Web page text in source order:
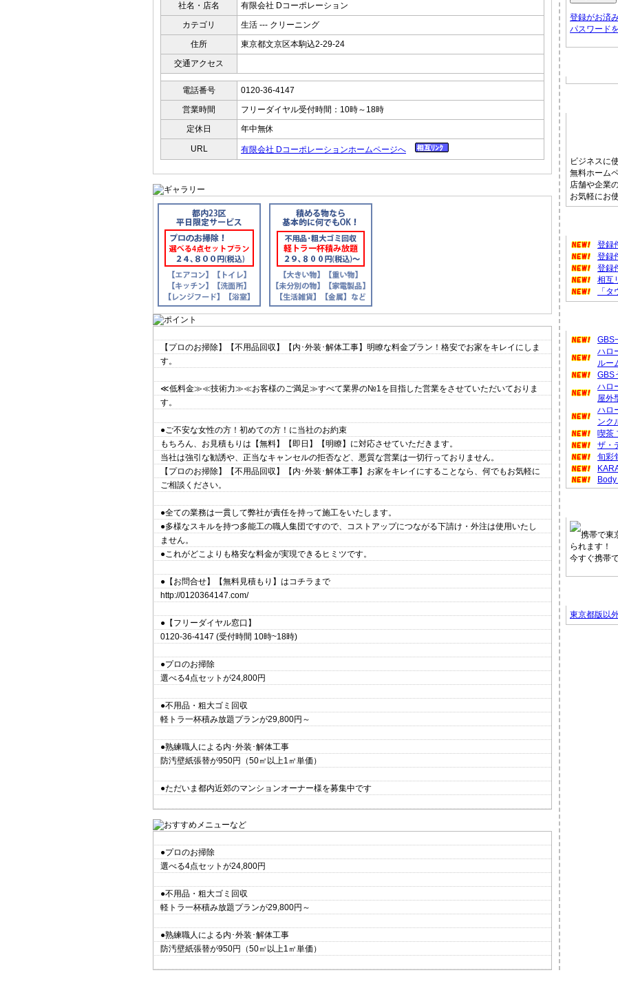
社名・店名
有限会社 Dコーポレーション
カテゴリ
生活 --- クリーニング
住所
東京都文京区本駒込2-29-24
交通アクセス
電話番号
0120-36-4147
営業時間
フリーダイヤル受付時間：10時～18時
定休日
年中無休
URL 有限会社 Dコーポレーションホームページへ
【プロのお掃除】【不用品回収】【内･外装･解体工事】明瞭な料金プラン！格安でお家をキレイにしま
す。
≪低料金≫≪技術力≫≪お客様のご満足≫すべて業界の№1を目指した営業をさせていただいておりま
す。
●ご不安な女性の方！初めての方！に当社のお約束
もちろん、お見積もりは【無料】【即日】【明瞭】に対応させていただきます。
当社は強引な勧誘や、正当なキャンセルの拒否など、悪質な営業は一切行っておりません。
【プロのお掃除】【不用品回収】【内･外装･解体工事】お家をキレイにすることなら、何でもお気軽に
ご相談ください。
●全ての業務は一貫して弊社が責任を持って施工をいたします。
●多様なスキルを持つ多能工の職人集団ですので、コストアップにつながる下請け・外注は使用いたし
ません。
●これがどこよりも格安な料金が実現できるヒミツです。
●【お問合せ】【無料見積もり】はコチラまで
http://0120364147.com/
●【フリーダイヤル窓口】
0120-36-4147 (受付時間 10時~18時)
●プロのお掃除
選べる4点セットが24,800円
●不用品・粗大ゴミ回収
軽トラ一杯積み放題プランが29,800円～
●熟練職人による内･外装･解体工事
防汚壁紙張替が950円（50㎡以上1㎡単価）
●ただいま都内近郊のマンションオーナー様を募集中です
●プロのお掃除
選べる4点セットが24,800円
●不用品・粗大ゴミ回収
軽トラ一杯積み放題プランが29,800円～
●熟練職人による内･外装･解体工事
防汚壁紙張替が950円（50㎡以上1㎡単価）
登録がお済
パスワード
ビジネスに
無料ホーム
店舗や企業
お気軽にお
登録
登録
登録
相互
「
GBS
ハロ
ルー
GBS
ハロ
屋外
ハロ
ンク
喫茶
ザ・
旬彩
携帯で東
られます！
今すぐ携帯
東京都版以